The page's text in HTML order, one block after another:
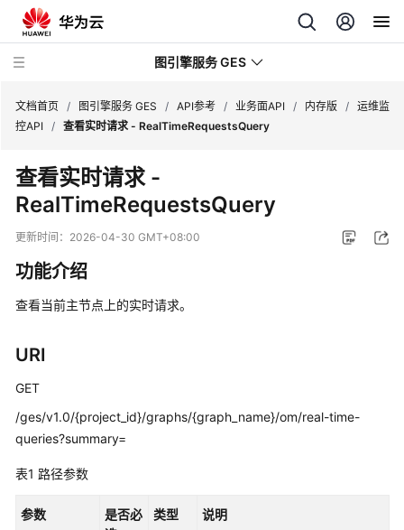
图引擎服务 GES
最
新
动
产
品
介
计
费
明
快
入
门
文档首页 / 图引擎服务 GES / API参考 / 业务面API / 内存版 / 运维监
控API / 查看实时请求 - RealTimeRequestsQuery
查看实时请求 -
RealTimeRequestsQuery
更新时间： 2026-04-30 GMT+08:00
功能介绍
查看当前主节点上的实时请求。
URI
GET
/ges/v1.0/{project_id}/graphs/{graph_name}/om/real-time-
queries?summary=
表1 路径参数
参数
是否必
类型 说明